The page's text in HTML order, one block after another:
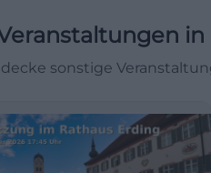
in
sonstige